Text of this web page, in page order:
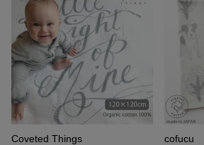
Coveted Things
cofucu